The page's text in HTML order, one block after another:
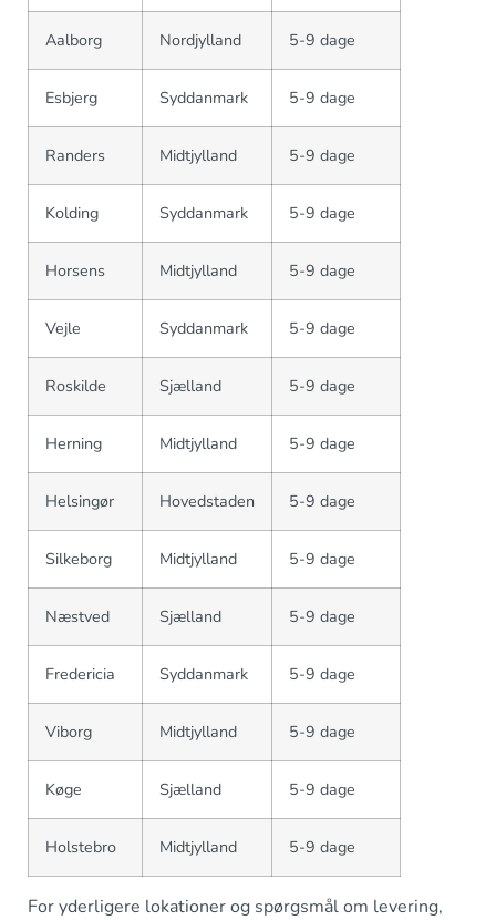
Aalborg Nordjylland 5-9 dage
Esbjerg Syddanmark 5-9 dage
Randers Midtjylland 5-9 dage
Kolding Syddanmark 5-9 dage
Horsens Midtjylland 5-9 dage
Vejle Syddanmark 5-9 dage
Roskilde Sjælland 5-9 dage
Herning Midtjylland 5-9 dage
Helsingør Hovedstaden 5-9 dage
Silkeborg Midtjylland 5-9 dage
Næstved Sjælland 5-9 dage
Fredericia Syddanmark 5-9 dage
Viborg Midtjylland 5-9 dage
Køge Sjælland 5-9 dage
Holstebro Midtjylland 5-9 dage
For yderligere lokationer og spørgsmål om levering,